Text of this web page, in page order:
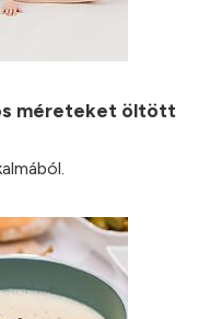
méreteket öltött